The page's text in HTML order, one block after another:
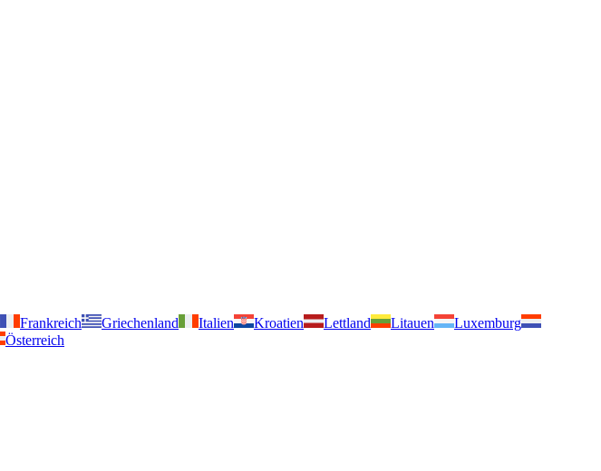
Frankreich Griechenland Italien Kroatien Lettland Litauen
Luxemburg
Österreich